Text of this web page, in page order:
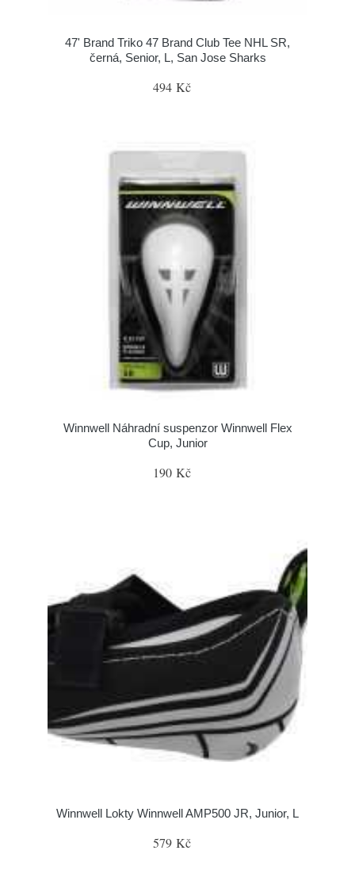
47' Brand Triko 47 Brand Club Tee NHL SR,
černá, Senior, L, San Jose Sharks
494 Kč
Winnwell Náhradní suspenzor Winnwell Flex
Cup, Junior
190 Kč
Winnwell Lokty Winnwell AMP500 JR, Junior, L
579 Kč